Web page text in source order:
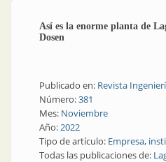
Así es la enorme planta de
Dosen
Publicado en: Revista
Número:381
Mes: Noviembre
Año:2022
Tipo de artículo: Empresa,
Todas las publicaciones de: